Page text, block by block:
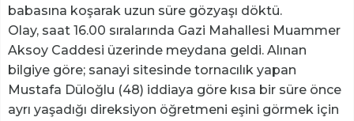
babasına koşarak uzun süre gözyaşı döktü.
Olay, saat 16.00 sıralarında Gazi Mahallesi Muammer
Aksoy Caddesi üzerinde meydana geldi. Alınan
bilgiye göre; sanayi sitesinde tornacılık yapan
Mustafa Düloğlu (48) iddiaya göre kısa bir süre önce
ayrı yaşadığı direksiyon öğretmeni eşini görmek için